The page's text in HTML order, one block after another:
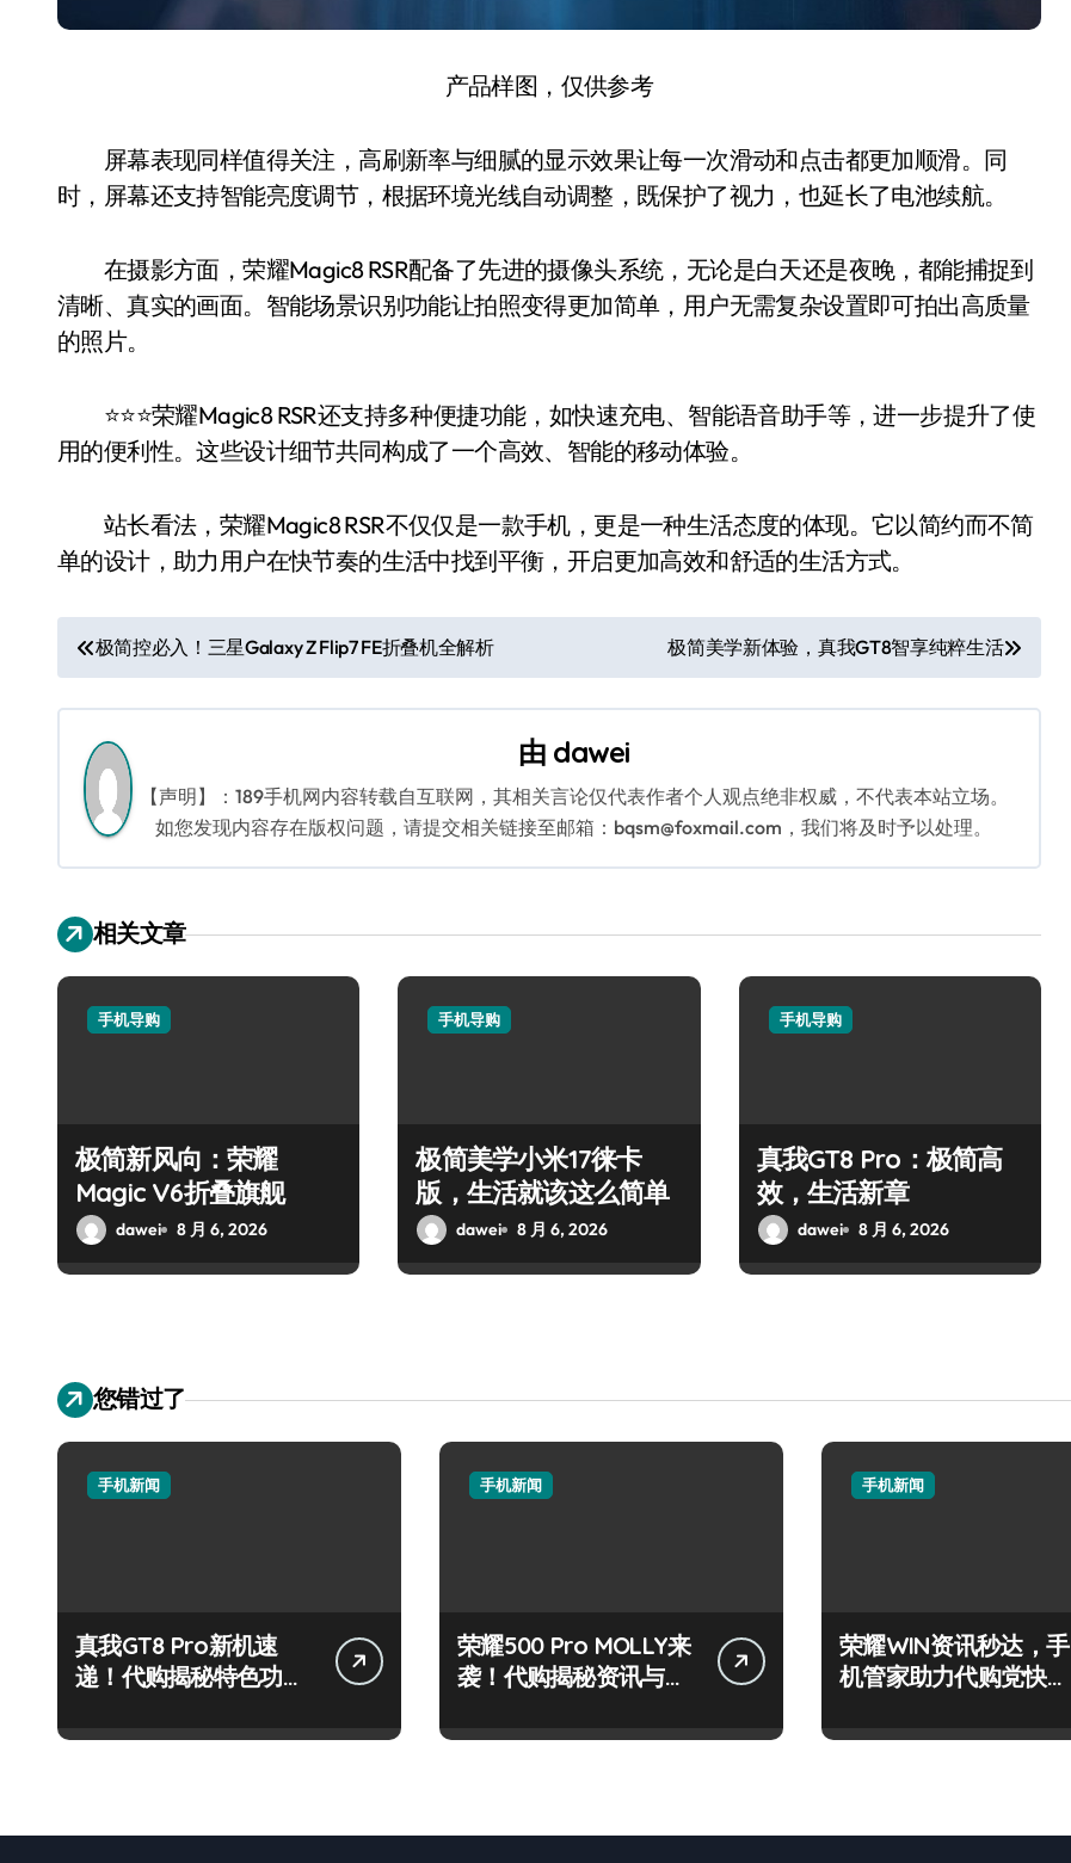
产品样图，仅供参考
屏幕表现同样值得关注，高刷新率与细腻的显示效果让每一次滑动和点击都更加顺滑。同
时，屏幕还支持智能亮度调节，根据环境光线自动调整，既保护了视力，也延长了电池续航。
在摄影方面，荣耀Magic8 RSR配备了先进的摄像头系统，无论是白天还是夜晚，都能捕捉到
清晰、真实的画面。智能场景识别功能让拍照变得更加简单，用户无需复杂设置即可拍出高质量
的照片。
⭐️⭐️⭐️荣耀Magic8 RSR还支持多种便捷功能，如快速充电、智能语音助手等，进一步提升了使
用的便利性。这些设计细节共同构成了一个高效、智能的移动体验。
站长看法，荣耀Magic8 RSR不仅仅是一款手机，更是一种生活态度的体现。它以简约而不简
单的设计，助力用户在快节奏的生活中找到平衡，开启更加高效和舒适的生活方式。
文
章
导
航
极简控必入！三星Galaxy Z Flip7 FE折叠机全解析 极简美学新体验，真我GT8智享纯粹生活
由 dawei
【声明】：189手机网内容转载自互联网，其相关言论仅代表作者个人观点绝非权威，不代表本站立场。
如您发现内容存在版权问题，请提交相关链接至邮箱：bqsm@foxmail.com，我们将及时予以处理。
相关文章
手机导购
极简新风向：荣耀
Magic V6折叠旗舰
dawei 8 月 6, 2026
手机导购
极简美学小米17徕卡
版，生活就该这么简单
dawei 8 月 6, 2026
手机导购
真我GT8 Pro：极简高
效，生活新章
dawei 8 月 6, 2026
您错过了
手机新闻
真我GT8 Pro新机速
递！代购揭秘特色功
手机新闻
荣耀500 Pro MOLLY来
袭！代购揭秘资讯与超
手机新闻
荣耀WIN资讯秒达，手
机管家助力代购党快人